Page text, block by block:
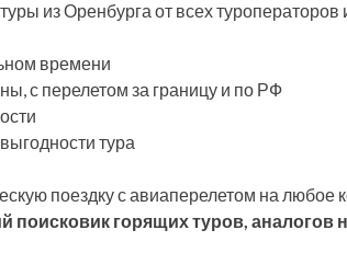
из Оренбурга от всех
времени
с перелетом за границу и по РФ
тура
поездку с авиаперелетом на любое
поисковик горящих туров, аналогов